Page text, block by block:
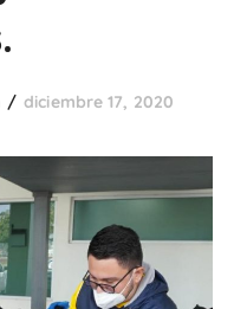
diciembre 17, 2020